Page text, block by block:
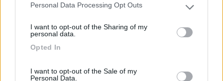
Please note that this website/app uses one or more Google
not limited to your visit or usage behaviour. You may click to
grant or deny consent to Google and its third-party tags to
use your data for below specified purposes in below Google
Personal Data Processing Opt Outs
I want to opt-out of the Sharing of my
personal data.
Opted In
I want to opt-out of the Sale of my
Personal Data.
delimitazion...
Sankt Martin - 182.3km
Friedhofstrasse 8